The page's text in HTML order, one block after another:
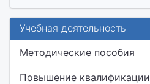
Учебная деятельность
Методические пособия
Повышение квалификации